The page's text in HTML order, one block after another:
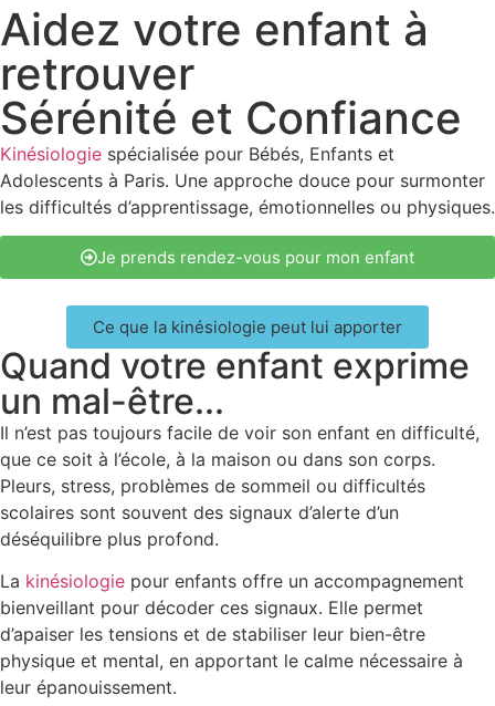
Aidez votre enfant à
retrouver
Sérénité et Confiance
Kinésiologie spécialisée pour Bébés, Enfants et
Adolescents à Paris. Une approche douce pour surmonter
les difficultés d’apprentissage, émotionnelles ou physiques.
Je prends rendez-vous pour mon enfant
Ce que la kinésiologie peut lui apporter
Quand votre enfant exprime
un mal-être...
Il n’est pas toujours facile de voir son enfant en difficulté,
que ce soit à l’école, à la maison ou dans son corps.
Pleurs, stress, problèmes de sommeil ou difficultés
scolaires sont souvent des signaux d’alerte d’un
déséquilibre plus profond.
La kinésiologie pour enfants offre un accompagnement
bienveillant pour décoder ces signaux. Elle permet
d’apaiser les tensions et de stabiliser leur bien-être
physique et mental, en apportant le calme nécessaire à
leur épanouissement.